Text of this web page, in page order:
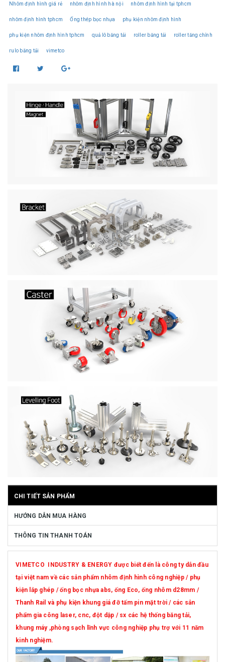
Nhôm định hình giá rẻ nhôm định hình hà nội nhôm định hình tại tphcm
nhôm định hình tphcm Ống thép bọc nhựa phụ kiện nhôm định hình
phụ kiện nhôm định hình tphcm quả lô băng tải roller băng tải roller tăng chỉnh
rulo băng tải vimetco
CHI TIẾT SẢN PHẨM
HƯỚNG DẪN MUA HÀNG
THÔNG TIN THANH TOÁN
VIMETCO INDUSTRY & ENERGY được biết đến là công ty dẫn đầu
tại việt nam về các sản phẩm nhôm định hình công nghiệp / phụ
kiện lắp ghép / ống bọc nhựa abs, ống Eco, ống nhôm d28mm /
Thanh Rail và phụ kiện khung giá đỡ tấm pin mặt trời / các sản
phẩm gia công laser, cnc, đột dập / sx các hệ thống băng tải,
khung máy ,phòng sạch lĩnh vực công nghiệp phụ trợ với 11 năm
kinh nghiệm.